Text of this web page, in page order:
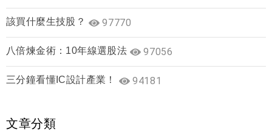
該買什麼生技股？ 97770
八倍煉金術：10年線選股法 97056
三分鐘看懂IC設計產業！ 94181
文章分類